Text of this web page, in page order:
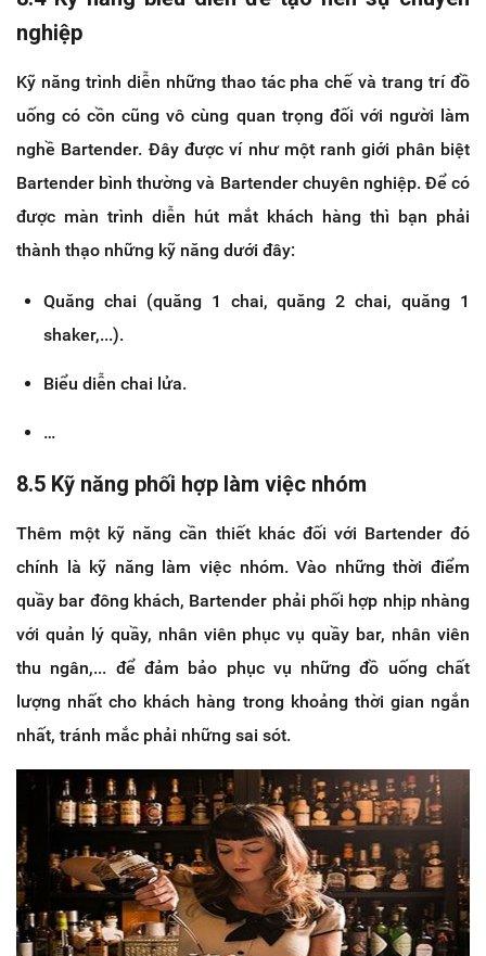
nghiệp
Kỹ năng trình diễn những thao tác pha chế và trang trí đồ
uống có cồn cũng vô cùng quan trọng đối với người làm
nghề Bartender. Đây được ví như một ranh giới phân biệt
Bartender bình thường và Bartender chuyên nghiệp. Để có
được màn trình diễn hút mắt khách hàng thì bạn phải
thành thạo những kỹ năng dưới đây:
Quăng chai (quăng 1 chai, quăng 2 chai, quăng 1
shaker,...).
Biểu diễn chai lửa.
…
8.5 Kỹ năng phối hợp làm việc nhóm
Thêm một kỹ năng cần thiết khác đối với Bartender đó
chính là kỹ năng làm việc nhóm. Vào những thời điểm
quầy bar đông khách, Bartender phải phối hợp nhịp nhàng
với quản lý quầy, nhân viên phục vụ quầy bar, nhân viên
thu ngân,... để đảm bảo phục vụ những đồ uống chất
lượng nhất cho khách hàng trong khoảng thời gian ngắn
nhất, tránh mắc phải những sai sót.